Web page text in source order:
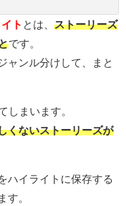
ト とは、 ストーリーズ
です。
ャンル分けして、まと
しまいます。
くないストーリーズが
ハイライトに保存する
す。